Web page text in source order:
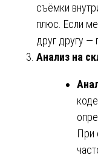
съёмки
плюс. Если
друг другу —
Анализ на
При